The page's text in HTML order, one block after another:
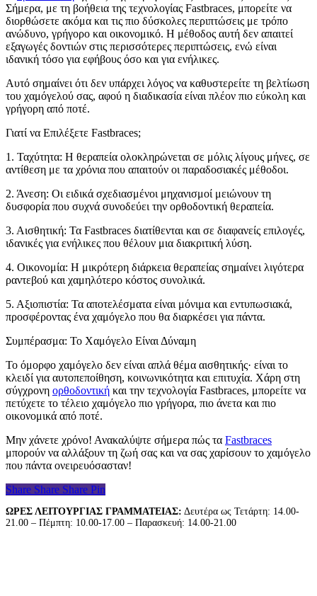
Σήμερα, με τη βοήθεια της τεχνολογίας Fastbraces, μπορείτε να
διορθώσετε ακόμα και τις πιο δύσκολες περιπτώσεις με τρόπο
ανώδυνο, γρήγορο και οικονομικό. Η μέθοδος αυτή δεν απαιτεί
εξαγωγές δοντιών στις περισσότερες περιπτώσεις, ενώ είναι
ιδανική τόσο για εφήβους όσο και για ενήλικες.
Αυτό σημαίνει ότι δεν υπάρχει λόγος να καθυστερείτε τη βελτίωση
του χαμόγελού σας, αφού η διαδικασία είναι πλέον πιο εύκολη και
γρήγορη από ποτέ.
Γιατί να Επιλέξετε Fastbraces;
1. Ταχύτητα: Η θεραπεία ολοκληρώνεται σε μόλις λίγους μήνες, σε
αντίθεση με τα χρόνια που απαιτούν οι παραδοσιακές μέθοδοι.
2. Άνεση: Οι ειδικά σχεδιασμένοι μηχανισμοί μειώνουν τη
δυσφορία που συχνά συνοδεύει την ορθοδοντική θεραπεία.
3. Αισθητική: Τα Fastbraces διατίθενται και σε διαφανείς επιλογές,
ιδανικές για ενήλικες που θέλουν μια διακριτική λύση.
4. Οικονομία: Η μικρότερη διάρκεια θεραπείας σημαίνει λιγότερα
ραντεβού και χαμηλότερο κόστος συνολικά.
5. Αξιοπιστία: Τα αποτελέσματα είναι μόνιμα και εντυπωσιακά,
προσφέροντας ένα χαμόγελο που θα διαρκέσει για πάντα.
Συμπέρασμα: Το Χαμόγελο Είναι Δύναμη
Το όμορφο χαμόγελο δεν είναι απλά θέμα αισθητικής· είναι το
κλειδί για αυτοπεποίθηση, κοινωνικότητα και επιτυχία. Χάρη στη
σύγχρονη ορθοδοντική και την τεχνολογία Fastbraces, μπορείτε να
πετύχετε το τέλειο χαμόγελο πιο γρήγορα, πιο άνετα και πιο
οικονομικά από ποτέ.
Μην χάνετε χρόνο! Ανακαλύψτε σήμερα πώς τα Fastbraces
μπορούν να αλλάξουν τη ζωή σας και να σας χαρίσουν το χαμόγελο
που πάντα ονειρευόσασταν!
Share Share Share Pin
ΩΡΕΣ ΛΕΙΤΟΥΡΓΙΑΣ ΓΡΑΜΜΑΤΕΙΑΣ: Δευτέρα ως Τετάρτη: 14.00-
21.00 – Πέμπτη: 10.00-17.00 – Παρασκευή: 14.00-21.00